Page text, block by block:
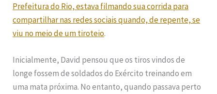
Prefeitura do Rio, estava filmando sua corrida para
compartilhar nas redes sociais quando, de repente, se
viu no meio de um tiroteio.
Inicialmente, David pensou que os tiros vindos de
longe fossem de soldados do Exército treinando em
uma mata próxima. No entanto, quando passava perto